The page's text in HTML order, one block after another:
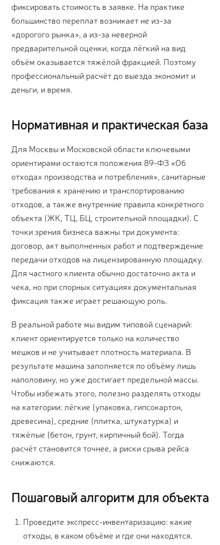
фиксировать стоимость в заявке. На практике
большинство переплат возникает не из-за
«дорогого рынка», а из-за неверной
предварительной оценки, когда лёгкий на вид
объём оказывается тяжёлой фракцией. Поэтому
профессиональный расчёт до выезда экономит и
деньги, и время.
Нормативная и практическая база
Для Москвы и Московской области ключевыми
ориентирами остаются положения 89-ФЗ «Об
отходах производства и потребления», санитарные
требования к хранению и транспортированию
отходов, а также внутренние правила конкретного
объекта (ЖК, ТЦ, БЦ, строительной площадки). С
точки зрения бизнеса важны три документа:
договор, акт выполненных работ и подтверждение
передачи отходов на лицензированную площадку.
Для частного клиента обычно достаточно акта и
чека, но при спорных ситуациях документальная
фиксация также играет решающую роль.
В реальной работе мы видим типовой сценарий:
клиент ориентируется только на количество
мешков и не учитывает плотность материала. В
результате машина заполняется по объёму лишь
наполовину, но уже достигает предельной массы.
Чтобы избежать этого, полезно разделять отходы
на категории: лёгкие (упаковка, гипсокартон,
древесина), средние (плитка, штукатурка) и
тяжёлые (бетон, грунт, кирпичный бой). Тогда
расчёт становится точнее, а риски срыва рейса
снижаются.
Пошаговый алгоритм для объекта
Проведите экспресс-инвентаризацию: какие
отходы, в каком объёме и где они находятся.